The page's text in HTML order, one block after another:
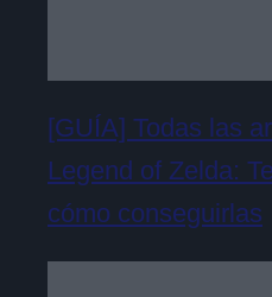
[GUÍA] Todas las
Legend of Zelda:
cómo conseguirlas